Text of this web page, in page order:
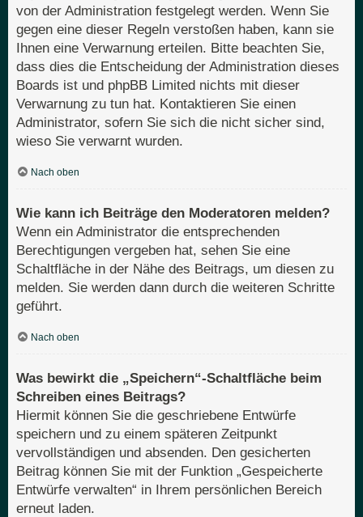
von der Administration festgelegt werden. Wenn Sie
gegen eine dieser Regeln verstoßen haben, kann sie
Ihnen eine Verwarnung erteilen. Bitte beachten Sie,
dass dies die Entscheidung der Administration dieses
Boards ist und phpBB Limited nichts mit dieser
Verwarnung zu tun hat. Kontaktieren Sie einen
Administrator, sofern Sie sich die nicht sicher sind,
wieso Sie verwarnt wurden.
Nach oben
Wie kann ich Beiträge den Moderatoren melden?
Wenn ein Administrator die entsprechenden
Berechtigungen vergeben hat, sehen Sie eine
Schaltfläche in der Nähe des Beitrags, um diesen zu
melden. Sie werden dann durch die weiteren Schritte
geführt.
Nach oben
Was bewirkt die „Speichern“-Schaltfläche beim
Schreiben eines Beitrags?
Hiermit können Sie die geschriebene Entwürfe
speichern und zu einem späteren Zeitpunkt
vervollständigen und absenden. Den gesicherten
Beitrag können Sie mit der Funktion „Gespeicherte
Entwürfe verwalten“ in Ihrem persönlichen Bereich
erneut laden.